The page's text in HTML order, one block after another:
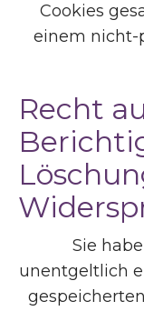
Cookies
einem nicht-
Recht
Sie
unentgeltlich